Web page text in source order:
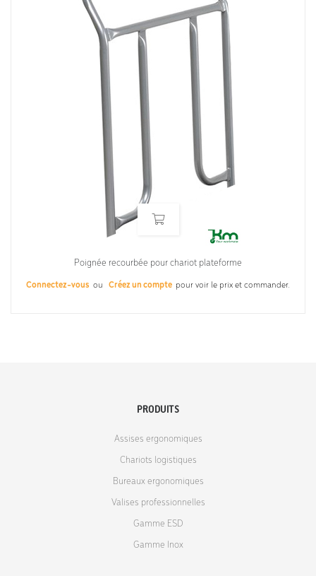
Poignée recourbée pour chariot plateforme
Connectez-vous ou Créez un compte pour voir le prix et commander.
PRODUITS
Assises ergonomiques
Chariots logistiques
Bureaux ergonomiques
Valises professionnelles
Gamme ESD
Gamme Inox